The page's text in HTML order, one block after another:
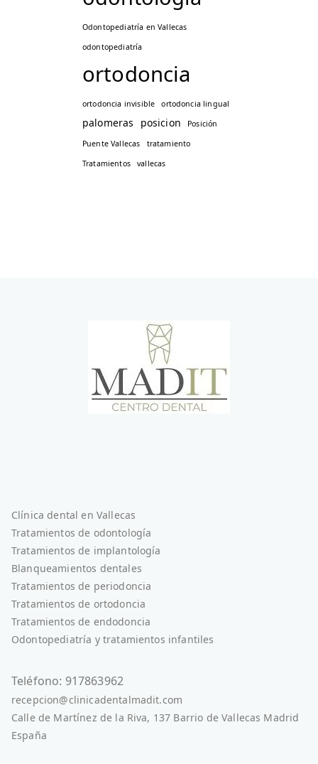
Odontopediatría en Vallecas
odontopediatría
ortodoncia
ortodoncia invisible ortodoncia lingual
palomeras posicion
Posición
Puente Vallecas
tratamiento
Tratamientos
vallecas
Clínica dental en Vallecas
Tratamientos de odontología
Tratamientos de implantología
Blanqueamientos dentales
Tratamientos de periodoncia
Tratamientos de ortodoncia
Tratamientos de endodoncia
Odontopediatría y tratamientos infantiles
Teléfono: 917863962
recepcion@clinicadentalmadit.com
Calle de Martínez de la Riva, 137 Barrio de Vallecas Madrid
España